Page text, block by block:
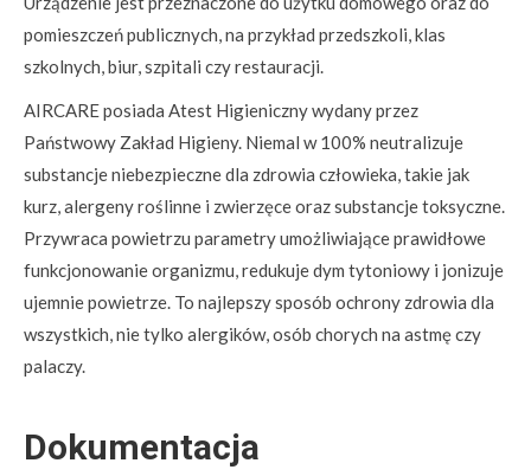
pomieszczeń publicznych, na przykład przedszkoli, klas
szkolnych, biur, szpitali czy restauracji.
AIRCARE posiada Atest Higieniczny wydany przez
Państwowy Zakład Higieny. Niemal w 100% neutralizuje
substancje niebezpieczne dla zdrowia człowieka, takie jak
kurz, alergeny roślinne i zwierzęce oraz substancje toksyczne.
Przywraca powietrzu parametry umożliwiające prawidłowe
funkcjonowanie organizmu, redukuje dym tytoniowy i jonizuje
ujemnie powietrze. To najlepszy sposób ochrony zdrowia dla
wszystkich, nie tylko alergików, osób chorych na astmę czy
palaczy.
Dokumentacja